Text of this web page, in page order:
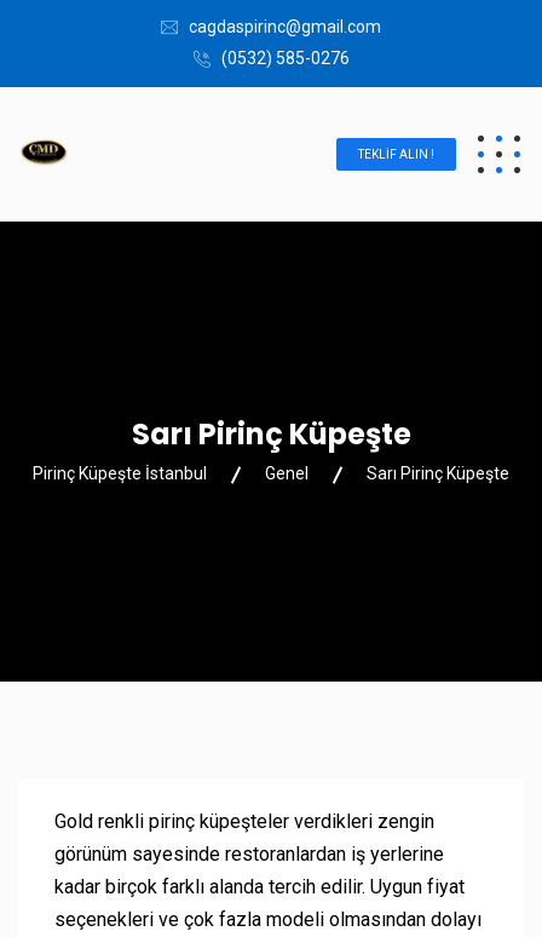
cagdaspirinc@gmail.com
(0532) 585-0276
TEKLIF ALIN !
Sarı Pirinç Küpeşte
Pirinç Küpeşte İstanbul Genel Sarı Pirinç Küpeşte
Gold renkli pirinç küpeşteler verdikleri zengin
görünüm sayesinde restoranlardan iş yerlerine
kadar birçok farklı alanda tercih edilir. Uygun fiyat
seçenekleri ve çok fazla modeli olmasından dolayı